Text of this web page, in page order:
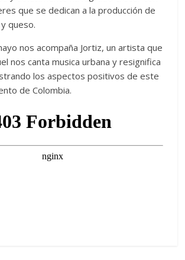
que se dedican a la producción de
queso.
nos acompaña Jortiz, un artista que
nos canta musica urbana y resignifica
los aspectos positivos de este
de Colombia.